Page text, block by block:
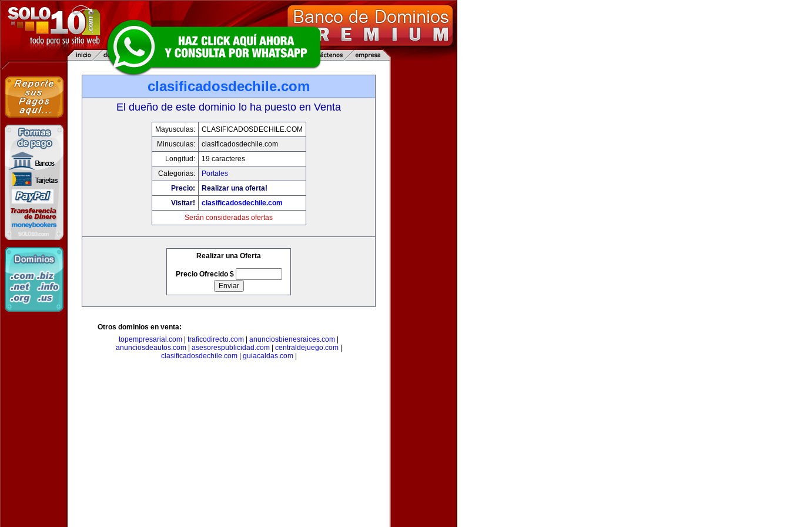
clasificadosdechile.com
El dueño de este dominio lo ha puesto en Venta
Mayusculas:
CLASIFICADOSDECHILE.COM
Minusculas:
clasificadosdechile.com
Longitud:
19 caracteres
Categorias:
Portales
Precio:
Realizar una oferta!
Visitar!
clasificadosdechile.com
Serán consideradas ofertas
Realizar una Oferta
Precio Ofrecido $
Otros dominios en venta:
topempresarial.com
traficodirecto.com anunciosbienesraices.com
anunciosdeautos.com| asesorespublicidad.com| centraldejuego.com|
clasificadosdechile.com| guiacaldas.com|